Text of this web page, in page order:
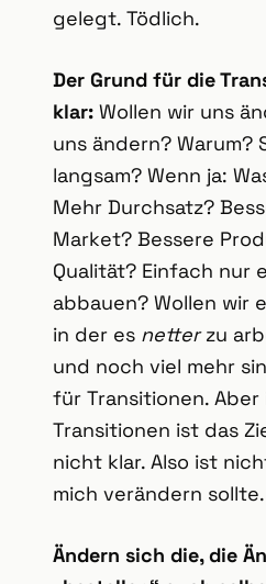
gelegt. Tödlich.
Der Grund für die
klar: Wollen wir uns
uns ändern? Warum?
langsam? Wenn ja:
Mehr Durchsatz?
Market? Bessere
Qualität? Einfach nur
abbauen? Wollen wir
in der es netterzu
und noch viel mehr
für Transitionen. Aber
Transitionen ist das
nicht klar. Also ist
mich verändern sollte.
Ändern sich die, die